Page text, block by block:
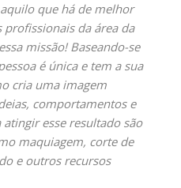
que há de melhor
profissionais da área da
missão! Baseando-se
é única e tem a sua
cria uma imagem
comportamentos e
esse resultado são
maquiagem, corte de
e outros recursos